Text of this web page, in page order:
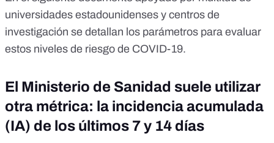
universidades estadounidenses y centros de
investigación se detallan los parámetros para evaluar
estos niveles de riesgo de COVID-19.
El Ministerio de Sanidad suele utilizar
otra métrica: la incidencia acumulada
(IA) de los últimos 7 y 14 días